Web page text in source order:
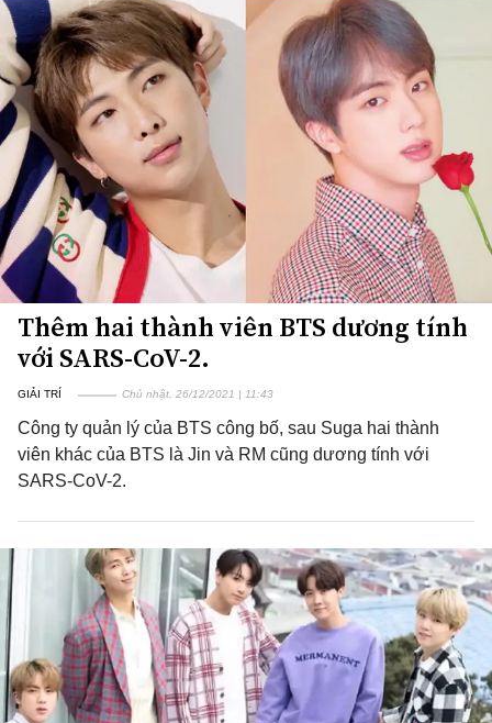
Thêm hai thành viên BTS dương tính
với SARS-CoV-2.
GIẢI TRÍ Chủ nhật, 26/12/2021 | 11:43
Công ty quản lý của BTS công bố, sau Suga hai thành
viên khác của BTS là Jin và RM cũng dương tính với
SARS-CoV-2.